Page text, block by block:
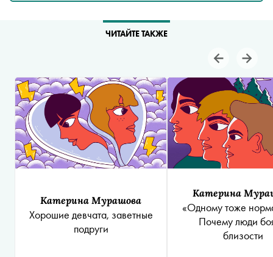
ЧИТАЙТЕ ТАКЖЕ
Катерина Мурашова
Хорошие девчата, заветные
подруги
Катерина
«Одному тоже
Почему люди
близости